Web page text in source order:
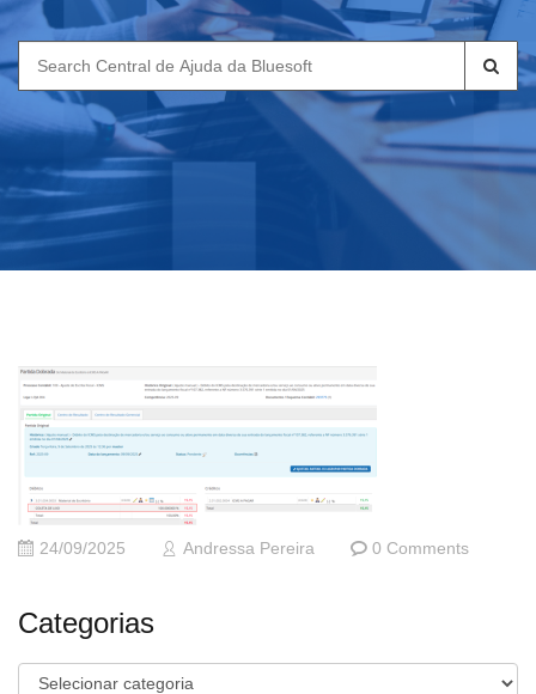
Search
for:
24/09/2025 Andressa Pereira 0 Comments
Categorias
Categorias